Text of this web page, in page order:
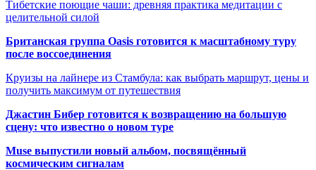
Тибетские поющие чаши: древняя практика медитации с
целительной силой
Британская группа Oasis готовится к масштабному туру
после воссоединения
Круизы на лайнере из Стамбула: как выбрать маршрут, цены и
получить максимум от путешествия
Джастин Бибер готовится к возвращению на большую
сцену: что известно о новом туре
Muse выпустили новый альбом, посвящённый
космическим сигналам